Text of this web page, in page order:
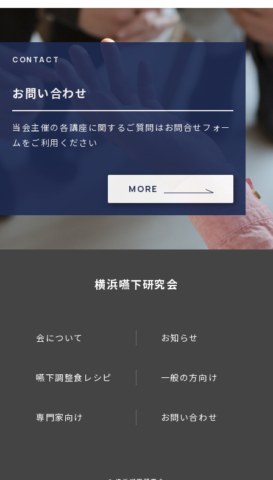
CONTACT
お問い合わせ
当会主催の各講座に関するご質問はお問合せフォー
ムをご利用ください
MORE
横浜嚥下研究会
会について お知らせ
嚥下調整食レシピ 一般の方向け
専門家向け お問い合わせ